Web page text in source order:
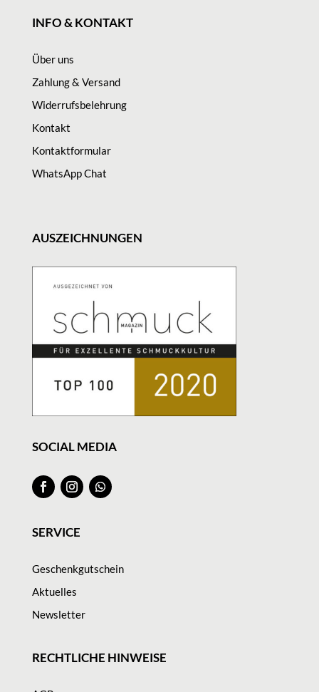
INFO & KONTAKT
Über uns
Zahlung & Versand
Widerrufsbelehrung
Kontakt
Kontaktformular
WhatsApp Chat
AUSZEICHNUNGEN
SOCIAL MEDIA
SERVICE
Geschenkgutschein
Aktuelles
Newsletter
RECHTLICHE HINWEISE